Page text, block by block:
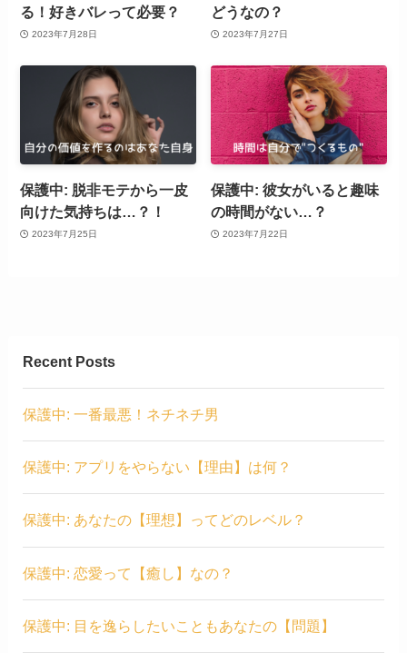
る！好きバレって必要？
2023年7月28日
どうなの？
2023年7月27日
保護中: 脱非モテから一皮
向けた気持ちは…？！
2023年7月25日
保護中: 彼女がいると趣味
の時間がない…？
2023年7月22日
Recent Posts
保護中: 一番最悪！ネチネチ男
保護中: アプリをやらない【理由】は何？
保護中: あなたの【理想】ってどのレベル？
保護中: 恋愛って【癒し】なの？
保護中: 目を逸らしたいこともあなたの【問題】